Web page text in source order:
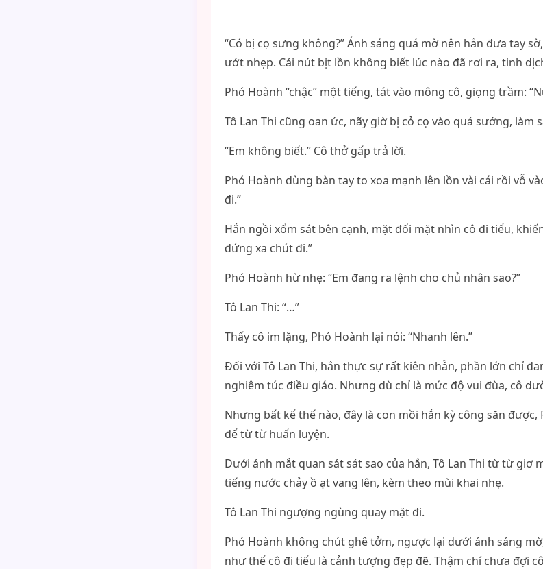
“Có bị cọ sưng không?” Ánh sáng quá mờ nên hắn đưa tay
ướt nhẹp. Cái nút bịt lồn không biết lúc nào đã rơi ra, tinh
Phó Hoành “chậc” một tiếng, tát vào mông cô, giọng trầm:
Tô Lan Thi cũng oan ức, nãy giờ bị cỏ cọ vào quá sướng, làm
“Em không biết.” Cô thở gấp trả lời.
Phó Hoành dùng bàn tay to xoa mạnh lên lồn vài cái rồi vỗ
đi.”
Hắn ngồi xổm sát bên cạnh, mặt đối mặt nhìn cô đi tiểu,
đứng xa chút đi.”
Phó Hoành hừ nhẹ: “Em đang ra lệnh cho chủ nhân sao?”
Tô Lan Thi: “…”
Thấy cô im lặng, Phó Hoành lại nói: “Nhanh lên.”
Đối với Tô Lan Thi, hắn thực sự rất kiên nhẫn, phần lớn chỉ
nghiêm túc điều giáo. Nhưng dù chỉ là mức độ vui đùa, cô
Nhưng bất kể thế nào, đây là con mồi hắn kỳ công săn được,
để từ từ huấn luyện.
Dưới ánh mắt quan sát sát sao của hắn, Tô Lan Thi từ từ giơ
tiếng nước chảy ồ ạt vang lên, kèm theo mùi khai nhẹ.
Tô Lan Thi ngượng ngùng quay mặt đi.
Phó Hoành không chút ghê tởm, ngược lại dưới ánh sáng
như thể cô đi tiểu là cảnh tượng đẹp đẽ. Thậm chí chưa đợi